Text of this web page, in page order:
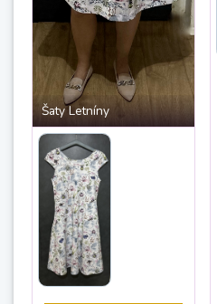
Šaty Letníny